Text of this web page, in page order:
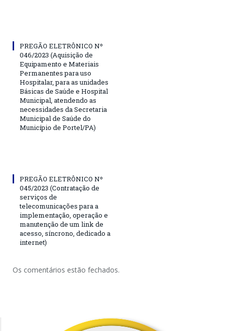
PREGÃO ELETRÔNICO Nº
046/2023 (Aquisição de
Equipamento e Materiais
Permanentes para uso
Hospitalar, para as unidades
Básicas de Saúde e Hospital
Municipal, atendendo as
necessidades da Secretaria
Municipal de Saúde do
Município de Portel/PA)
PREGÃO ELETRÔNICO Nº
045/2023 (Contratação de
serviços de
telecomunicações para a
implementação, operação e
manutenção de um link de
acesso, síncrono, dedicado a
internet)
Os comentários estão fechados.